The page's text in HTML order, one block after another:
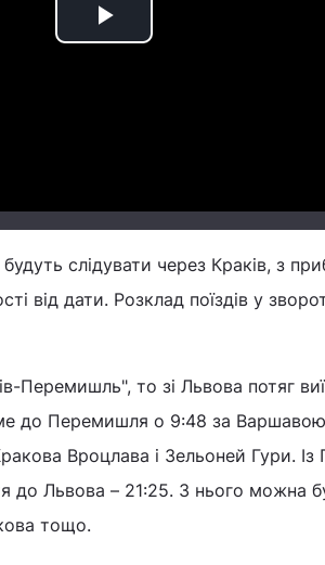
Play
слідувати через Краків, з
від дати. Розклад поїздів у
Перемишль", то зі Львова потяг
до Перемишля о 9:48 за
Вроцлава і Зельоней Гури.
до Львова – 21:25. З нього можна
тощо.